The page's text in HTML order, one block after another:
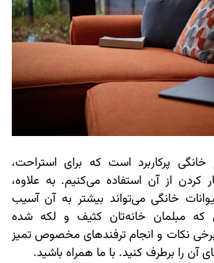
بازار آنلاین سنجاق
پرکاربرد است که برای استراحت،
از آن استفاده می‌کنیم. به علاوه،
خانگی می‌تواند بیشتر به آن آسیب
که مبلمان خانه‌تان کثیف و لکه شده
برخی نکات و انجام ترفندهای مخصوص تمیز
آن را برطرف کنید. با ما همراه باشید.